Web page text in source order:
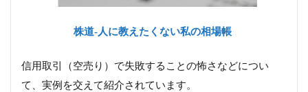
株道‐人に教えたくない私の相場帳
信用取引（空売り）で失敗することの怖さなどについ
て、実例を交えて紹介されています。